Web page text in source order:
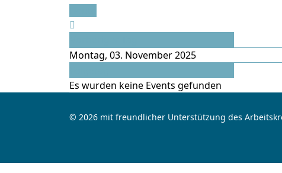
Montag, 03. November 2025
Es wurden keine Events gefunden
© 2026 mit freundlicher Unterstützung des